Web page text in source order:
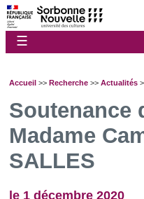
☰
Accueil >> Recherche >> Actualités
Soutenance
Madame
SALLES
le 1 décembre 2020